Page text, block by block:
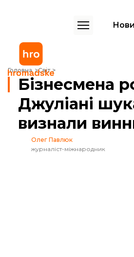
Головна Світ
Бізнесмена родом з України, який
Бізнесмена
Джуліані
визнали
Олег Павлюк
журналіст-міжнародник